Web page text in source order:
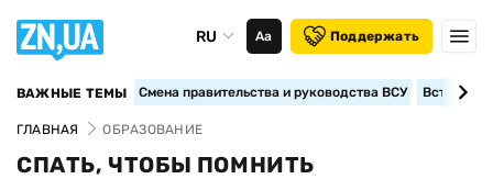
RU Аа Поддержать
ВАЖНЫЕ ТЕМЫ Смена правительства и руководства ВСУ
ГЛАВНАЯ ОБРАЗОВАНИЕ
СПАТЬ, ЧТОБЫ ПОМНИТЬ